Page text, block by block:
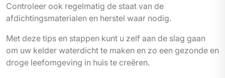
Controleer ook regelmatig de staat van de
afdichtingsmaterialen en herstel waar nodig.
Met deze tips en stappen kunt u zelf aan de slag gaan
om uw kelder waterdicht te maken en zo een gezonde en
droge leefomgeving in huis te creëren.